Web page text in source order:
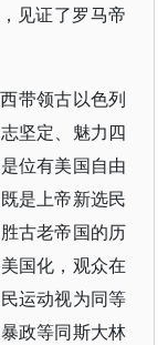
见证了罗马帝
带领古以色列
坚定、魅力四
位有美国自由
是上帝新选民
古老帝国的历
国化，观众在
运动视为同等
政等同斯大林